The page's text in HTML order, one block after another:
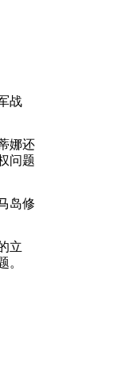
战
娜还
问题
岛修
立
。